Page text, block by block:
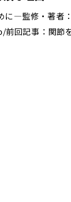
に―監修・著者
回記事：関節